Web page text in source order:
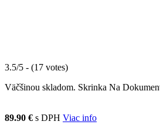
3.5/5 - (17 votes)
Väčšinou skladom. Skrinka Na
89.90 € s DPH Viac info